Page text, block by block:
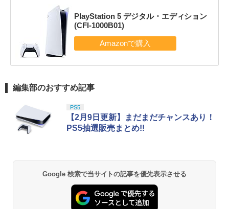
PlayStation 5 デジタル・エディション
(CFI-1000B01)
編集部のおすすめ記事
PS5
【2月9日更新】まだまだチャンスあり！
PS5抽選販売まとめ!!
Google 検索で当サイトの記事を優先表示させる